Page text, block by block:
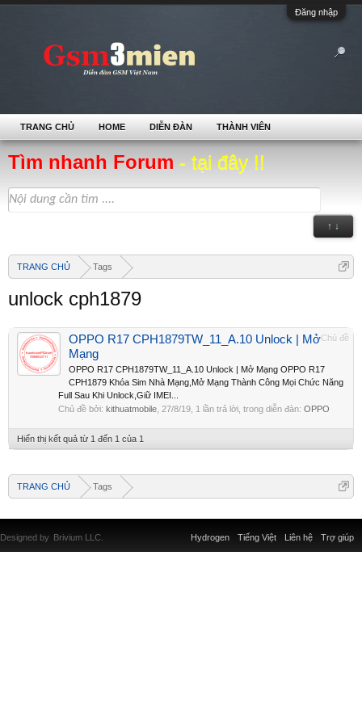
Đăng nhập
Tìm nhanh Forum - tại đây !!
↑ ↓
TRANG CHỦ Tags
unlock cph1879
Chủ đề
OPPO R17 CPH1879TW_11_A.10 Unlock | Mở
Mạng
OPPO R17 CPH1879TW_11_A.10 Unlock | Mở Mạng OPPO R17
CPH1879 Khóa Sim Nhà Mạng,Mở Mạng Thành Công Mọi Chức Năng
Full Sau Khi Unlock,Giữ IMEI...
Chủ đề bởi: kithuatmobile 27/8/19 , 1 lần trả lời, trong diễn đàn: OPPO
Hiển thị kết quả từ 1 đến 1 của 1
TRANG CHỦ Tags
TRANG CHỦ HOME DIỄN ĐÀN THÀNH VIÊN
Liên hệ Trợ giúp
Hydrogen Tiếng Việt
Designed by Brivium LLC.